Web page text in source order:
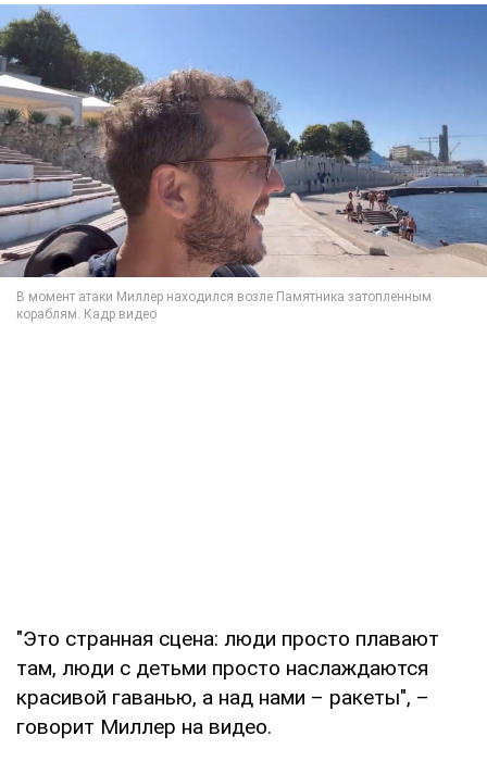
"Это странная сцена: люди просто плавают
там, люди с детьми просто наслаждаются
красивой гаванью, а над нами – ракеты", –
говорит Миллер на видео.